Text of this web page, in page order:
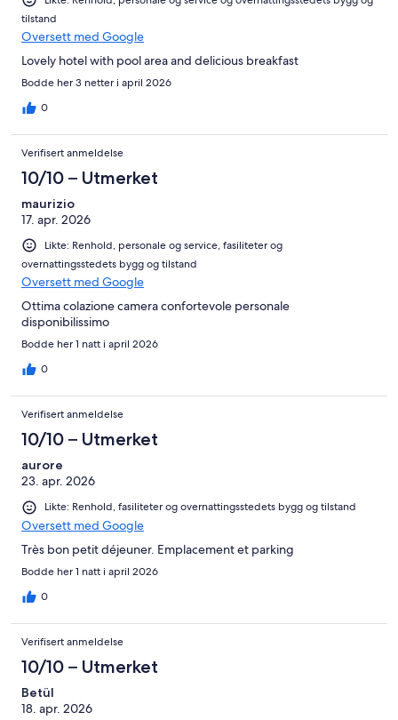
tilstand
Oversett med Google
Lovely hotel with pool area and delicious breakfast
Bodde her 3 netter i april 2026
0
Verifisert anmeldelse
10/10 – Utmerket
maurizio
17. apr. 2026
Likte: Renhold, personale og service, fasiliteter og
overnattingsstedets bygg og tilstand
Oversett med Google
Ottima colazione camera confortevole personale
disponibilissimo
Bodde her 1 natt i april 2026
0
Verifisert anmeldelse
10/10 – Utmerket
aurore
23. apr. 2026
Likte: Renhold, fasiliteter og overnattingsstedets bygg og tilstand
Oversett med Google
Très bon petit déjeuner. Emplacement et parking
Bodde her 1 natt i april 2026
0
Verifisert anmeldelse
10/10 – Utmerket
Betül
18. apr. 2026